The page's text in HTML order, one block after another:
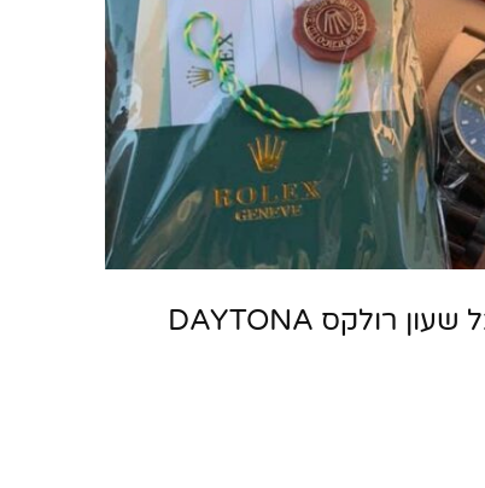
פידבק מלקוח שלי, שקיבל שעון רולקס DAYTONA